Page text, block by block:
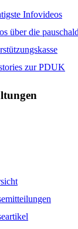
Infovideos
über die
zur PDUK